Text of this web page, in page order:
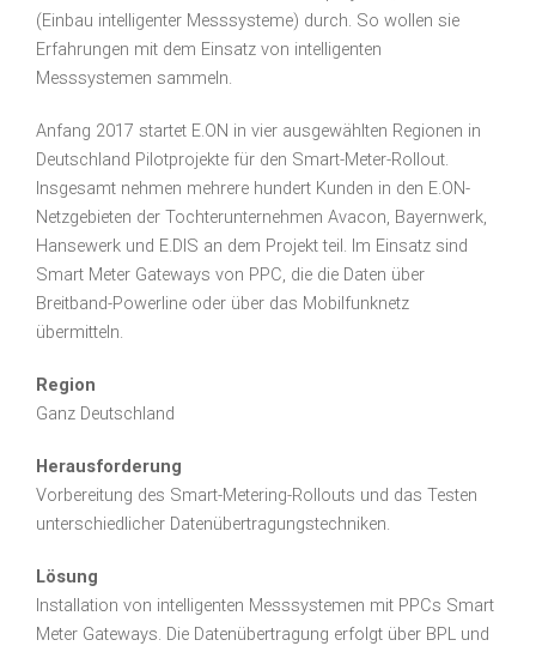
(Einbau intelligenter Messsysteme) durch. So wollen sie
Erfahrungen mit dem Einsatz von intelligenten
Messsystemen sammeln.
Anfang 2017 startet E.ON in vier ausgewählten Regionen in
Deutschland Pilotprojekte für den Smart-Meter-Rollout.
Insgesamt nehmen mehrere hundert Kunden in den E.ON-
Netzgebieten der Tochterunternehmen Avacon, Bayernwerk,
Hansewerk und E.DIS an dem Projekt teil. Im Einsatz sind
Smart Meter Gateways von PPC, die die Daten über
Breitband-Powerline oder über das Mobilfunknetz
übermitteln.
Region
Ganz Deutschland
Herausforderung
Vorbereitung des Smart-Metering-Rollouts und das Testen
unterschiedlicher Datenübertragungstechniken.
Lösung
Installation von intelligenten Messsystemen mit PPCs Smart
Meter Gateways. Die Datenübertragung erfolgt über BPL und